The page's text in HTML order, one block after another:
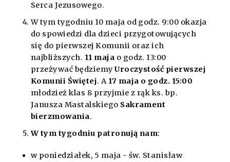
Serca Jezusowego.
W tym tygodniu 10 maja od godz. 9:00 okazja
do spowiedzi dla dzieci przygotowujących
się do pierwszej Komunii oraz ich
najbliższych. 11 maja o godz. 13:00
przeżywać będziemyUroczystość pierwszej
Komunii Świętej. A 17 maja o godz. 15:00
młodzież klas 8 przyjmie z rąk ks. bp.
Janusza Mastalskiego Sakrament
bierzmowania.
W tym tygodniu patronują nam:
w poniedziałek, 5 maja - św. Stanisław